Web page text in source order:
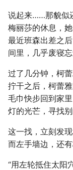
说起来……那貌似
梅丽莎的休息，
最近班森出差之
间里，几乎废寝忘
过了几分钟，柯
拧干之后，柯蕾
毛巾快步回到家
灯的光芒，寻找别
这一找，立刻发
而左手墙边，还
“用左轮抵住太阳